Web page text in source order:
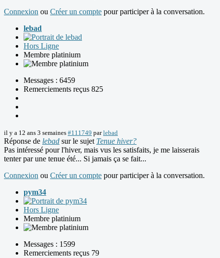
Connexion ou Créer un compte pour participer à la conversation.
lebad
Hors Ligne
Membre platinium
Messages : 6459
Remerciements reçus 825
il y a 12 ans 3 semaines #111749 parlebad
Réponse de lebad sur le sujet Tenue hiver?
Pas intéressé pour l'hiver, mais vus les satisfaits, je me laisserais
tenter par une tenue été... Si jamais ça se fait...
Connexion ou Créer un compte pour participer à la conversation.
pym34
Hors Ligne
Membre platinium
Messages : 1599
Remerciements reçus 79